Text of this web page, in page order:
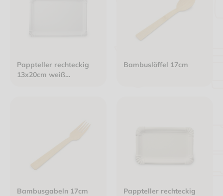
Pappteller rechteckig
13x20cm weiß
Bambuslöffel 17cm
Bambusgabeln 17cm
Pappteller rechteckig